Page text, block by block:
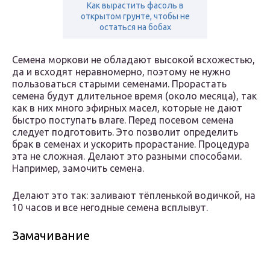
Как вырастить фасоль в
открытом грунте, чтобы не
остаться на бобах
Семена моркови не обладают высокой всхожестью,
да и всходят неравномерно, поэтому не нужно
пользоваться старыми семенами. Прорастать
семена будут длительное время (около месяца), так
как в них много эфирных масел, которые не дают
быстро поступать влаге. Перед посевом семена
следует подготовить. Это позволит определить
брак в семенах и ускорить прорастание. Процедура
эта не сложная. Делают это разными способами.
Например, замочить семена.
Делают это так: заливают тёпленькой водичкой, на
10 часов и все негодные семена всплывут.
Замачивание